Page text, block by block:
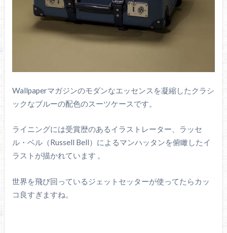
Wallpaperマガジンのモダンなエッセンスを凝縮したクラシ
ックなブルーの配色のスーツケースです。
ライニングには受賞歴のあるイラストレーター、ラッセ
ル・ベル（Russell Bell）によるマンハッタンを俯瞰したイ
ラストが描かれています 。
世界を飛び回っているジェットセッターが使ってたらカッ
コ良すぎますね。